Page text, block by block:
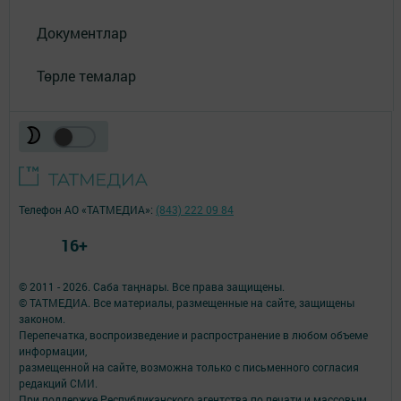
Документлар
Төрле темалар
© 2011 - 2026. Саба таңнары. Все права защищены.
© ТАТМЕДИА. Все материалы, размещенные на сайте, защищены
законом.
Перепечатка, воспроизведение и распространение в любом объеме
информации,
размещенной на сайте, возможна только с письменного согласия
редакций СМИ.
Телефон АО «ТАТМЕДИА»: (843) 222 09 84
16+